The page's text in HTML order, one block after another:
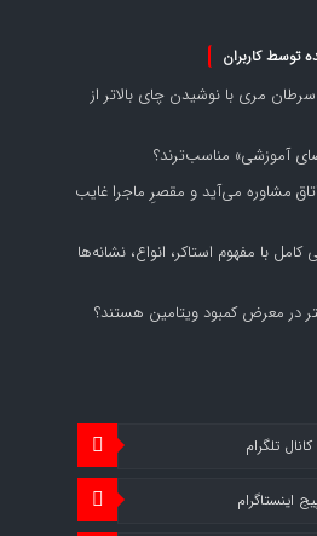
توسط کاربران
مری با نوشیدن چای بالاتر از
آموزشی» مناسب‌ترند؟
مشاوره می‌آید و مقصرِ ماجرا غایب
با مفهوم استاکر، انواع، نشانه‌ها
در معرض کمبود ویتامین هستند؟
کانال تلگرام
اینستاگرام